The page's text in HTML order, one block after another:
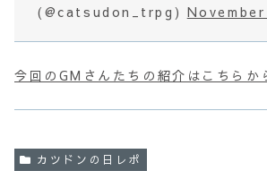
(@catsudon_trpg)
今回のGMさんたちの紹介はこちらか
カツドンの日レポ